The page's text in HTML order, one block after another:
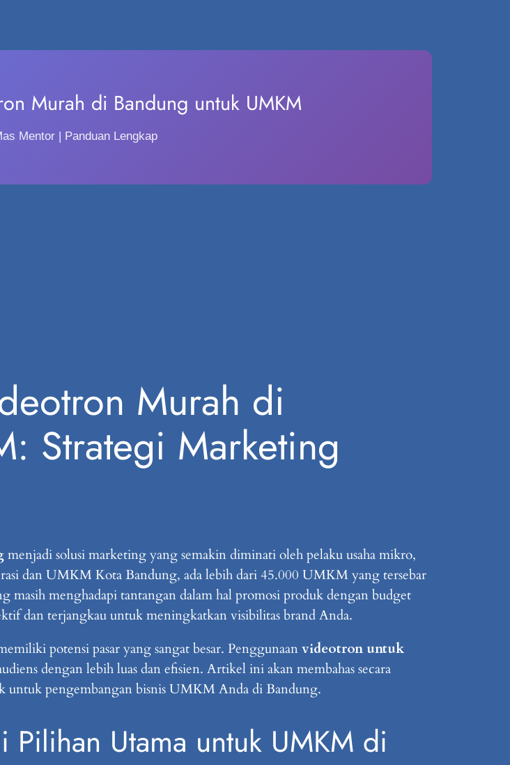
Murah di Bandung untuk UMKM
Mentor | Panduan Lengkap
Murah di
Strategi Marketing
menjadi solusi marketing yang semakin diminati oleh pelaku usaha mikro,
dan UMKM Kota Bandung, ada lebih dari 45.000 UMKM yang tersebar
menghadapi tantangan dalam hal promosi produk dengan budget
dan terjangkau untuk meningkatkan visibilitas brand Anda.
potensi pasar yang sangat besar. Penggunaanvideotron untuk
dengan lebih luas dan efisien. Artikel ini akan membahas secara
untuk pengembangan bisnis UMKM Anda di Bandung.
Utama untuk UMKM di